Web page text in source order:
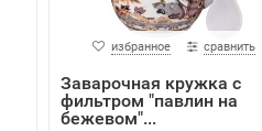
избранное сравнить
Заварочная кружка с
фильтром "павлин на
бежевом"...